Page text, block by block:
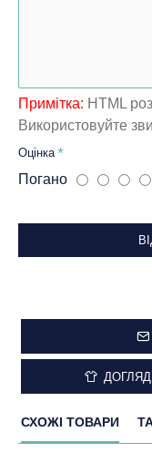
Примітка: HTML
Використовуйте
Оцінка
Погано
СХОЖІ ТОВАРИ